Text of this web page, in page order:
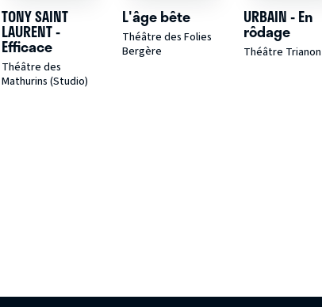
TONY SAINT
LAURENT -
Efficace
Théâtre des
Mathurins (Studio)
L'âge bête
Théâtre des Folies
Bergère
URBAIN - En
rôdage
Théâtre Trianon